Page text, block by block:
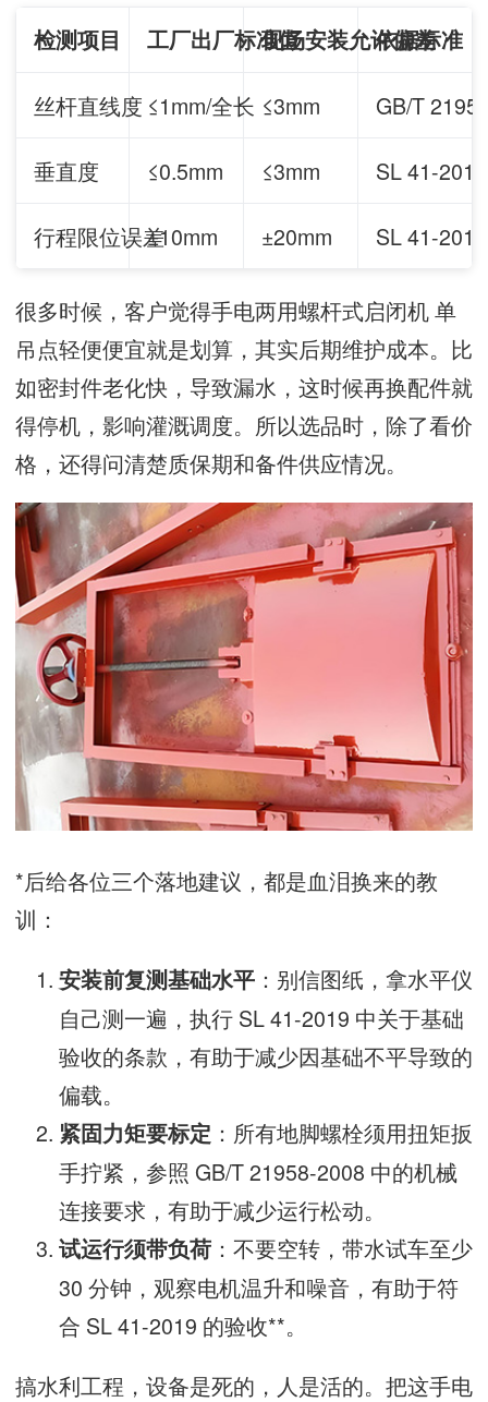
检测项目 工厂出厂标准值现场安装允许偏差
依据标准
丝杆直线度 ≤1mm/全长 ≤3mm GB/T
垂直度 ≤0.5mm ≤3mm SL 41-2019
行程限位误差±10mm ±20mm SL 41-2019
很多时候，客户觉得手电两用螺杆式启闭机 单
吊点轻便便宜就是划算，其实后期维护成本。比
如密封件老化快，导致漏水，这时候再换配件就
得停机，影响灌溉调度。所以选品时，除了看价
格，还得问清楚质保期和备件供应情况。
*后给各位三个落地建议，都是血泪换来的教
训：
安装前复测基础水平 ：别信图纸，拿水平仪
自己测一遍，执行 SL 41-2019 中关于基础
验收的条款，有助于减少因基础不平导致的
偏载。
紧固力矩要标定 ：所有地脚螺栓须用扭矩扳
手拧紧，参照 GB/T 21958-2008 中的机械
连接要求，有助于减少运行松动。
试运行须带负荷 ：不要空转，带水试车至少
30 分钟，观察电机温升和噪音，有助于符
合 SL 41-2019 的验收**。
搞水利工程，设备是死的，人是活的。把这手电